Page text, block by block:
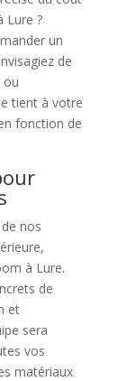
Lure ?
un
de
ou
tient à votre
fonction de
nos
à Lure.
de
et
sera
vos
matériaux